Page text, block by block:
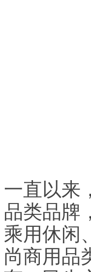
一直以来
品类品牌
乘用休闲
尚商用品